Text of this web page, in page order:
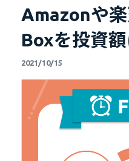
Amazonや
Boxを投資
2021/10/15